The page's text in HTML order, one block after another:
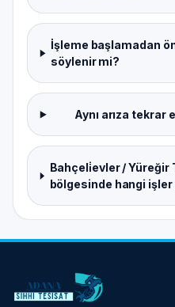
İşleme başlamadan
söylenir mi?
Aynı arıza tekrar
Bahçeli̇evler / Yüreğir
bölgesinde hangi işler